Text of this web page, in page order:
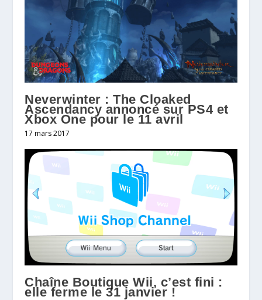
Neverwinter : The Cloaked
Ascendancy annoncé sur PS4 et
Xbox One pour le 11 avril
17 mars 2017
Chaîne Boutique Wii, c’est fini :
elle ferme le 31 janvier !